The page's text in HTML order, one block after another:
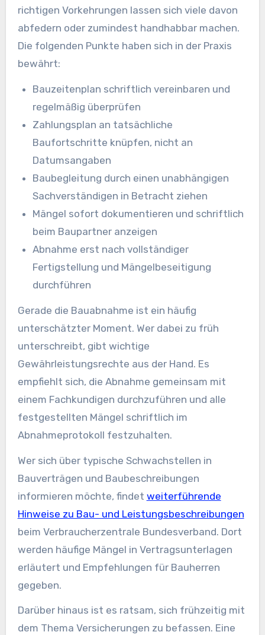
richtigen Vorkehrungen lassen sich viele davon
abfedern oder zumindest handhabbar machen.
Die folgenden Punkte haben sich in der Praxis
bewährt:
Bauzeitenplan schriftlich vereinbaren und
regelmäßig überprüfen
Zahlungsplan an tatsächliche
Baufortschritte knüpfen, nicht an
Datumsangaben
Baubegleitung durch einen unabhängigen
Sachverständigen in Betracht ziehen
Mängel sofort dokumentieren und schriftlich
beim Baupartner anzeigen
Abnahme erst nach vollständiger
Fertigstellung und Mängelbeseitigung
durchführen
Gerade die Bauabnahme ist ein häufig
unterschätzter Moment. Wer dabei zu früh
unterschreibt, gibt wichtige
Gewährleistungsrechte aus der Hand. Es
empfiehlt sich, die Abnahme gemeinsam mit
einem Fachkundigen durchzuführen und alle
festgestellten Mängel schriftlich im
Abnahmeprotokoll festzuhalten.
Wer sich über typische Schwachstellen in
Bauverträgen und Baubeschreibungen
informieren möchte, findet weiterführende
Hinweise zu Bau- und Leistungsbeschreibungen
beim Verbraucherzentrale Bundesverband. Dort
werden häufige Mängel in Vertragsunterlagen
erläutert und Empfehlungen für Bauherren
gegeben.
Darüber hinaus ist es ratsam, sich frühzeitig mit
dem Thema Versicherungen zu befassen. Eine